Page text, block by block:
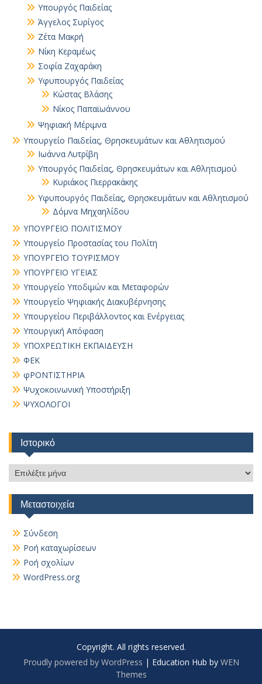
Yπουργός Παιδείας
Άγγελος Συρίγος
Ζέτα Μακρή
Νίκη Κεραμέως
Σοφία Ζαχαράκη
Υφυπουργός Παιδείας
Κώστας Βλάσης
Νίκος Παπαϊωάννου
Ψηφιακή Μέριμνα
Υπουργείο Παιδείας, Θρησκευμάτων και Αθλητισμού
Ιωάννα Λυτρίβη
Υπουργός Παιδείας, Θρησκευμάτων και Αθλητισμού
Κυριάκος Πιερρακάκης
Υφυπουργός Παιδείας, Θρησκευμάτων και Αθλητισμού
Δόμνα Μηχαηλίδου
ΥΠΟΥΡΓΕΙΟ ΠΟΛΙΤΙΣΜΟΥ
Υπουργείο Προστασίας του Πολίτη
ΥΠΟΥΡΓΕΊΟ ΤΟΥΡΙΣΜΟΥ
ΥΠΟΥΡΓΕΙΟ ΥΓΕΙΑΣ
Υπουργείο Υποδιμών και Μεταφορών
Υπουργείο Ψηφιακής Διακυβέρνησης
Υπουργείου Περιβάλλοντος και Ενέργειας
Υπουργική Απόφαση
ΥΠΟΧΡΕΩΤΙΚΗ ΕΚΠΑΙΔΕΥΣΗ
ΦΕΚ
φΡΟΝΤΙΣΤΗΡΙΑ
Ψυχοκοινωνική Υποστήριξη
ΨΥΧΟΛΟΓΟΙ
Ιστορικό
Ιστορικό
Μεταστοιχεία
Σύνδεση
Ροή καταχωρίσεων
Ροή σχολίων
WordPress.org
Copyright. All rights reserved.
Proudly powered by WordPress | Education Hub by WEN
Themes